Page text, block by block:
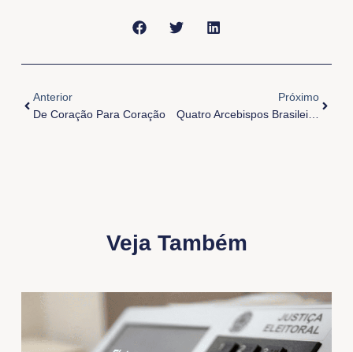
Anterior
De Coração Para Coração
Próximo
Quatro Arcebispos Brasileiros Receberão O Pálio Arquiepiscopal
Veja Também